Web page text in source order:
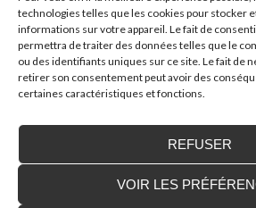
technologies telles que les cookies pour stocker
informations sur votre appareil. Le fait de
permettra de traiter des données telles que le
ou des identifiants uniques sur ce site. Le fait de
retirer son consentement peut avoir des
certaines caractéristiques et fonctions.
REFUSER
VOIR LES
AUTRES NOUVELLES
Réalisations récentes
ASCENSEUR PRIVATIF EHP 05